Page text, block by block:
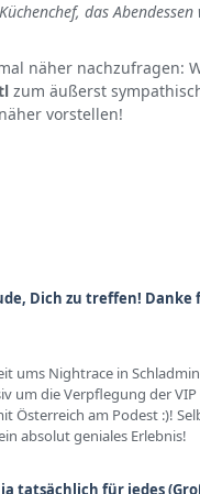
das
näher nachzufragen:
zum äußerst
vorstellen!
Dich zu treffen!
ums Nightrace in
um die Verpflegung der
Österreich am Podest :)!
absolut geniales Erlebnis!
tatsächlich für jedes